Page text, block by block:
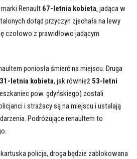
Renault67-letnia kobieta, jadąca w
dotąd przyczyn zjechała na lewy
czołowo z prawidłowo jadącym
poniosła śmierć na miejscu. Druga
31-letnia kobieta, jak również 53-letni
pow. gdyńskiego) zostali
i strażacy są na miejscu i ustalają
Podróżujące renaultem to
policja, droga będzie zablokowana